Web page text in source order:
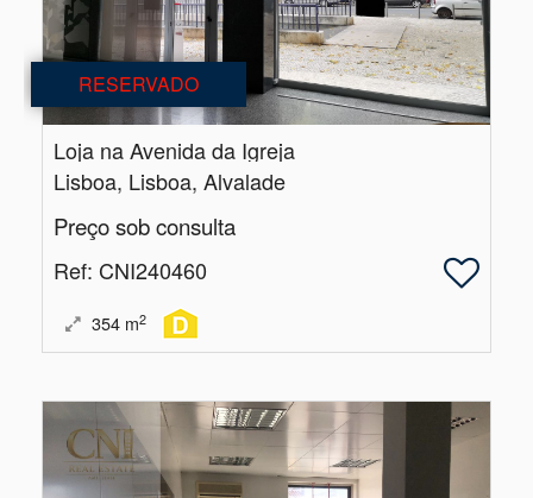
RESERVADO
Loja na Avenida da Igreja
Lisboa, Lisboa, Alvalade
Preço sob consulta
Ref: CNI240460
354 m2